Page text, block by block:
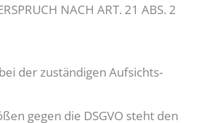
NACH ART. 21 ABS. 2
der zuständigen Aufsichts­
gegen die DSGVO steht den